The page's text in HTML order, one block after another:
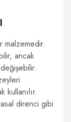
malzemedir.
ancak
kullanılır.
direnci gibi